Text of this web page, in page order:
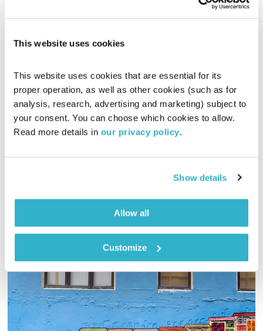
This website uses cookies
This website uses cookies that are essential for its
proper operation, as well as other cookies (such as for
analysis, research, advertising and marketing) subject to
your consent. You can choose which cookies to allow.
Read more details in our privacy policy.
Show details
Allow all
Customize
פה זה טוב
לירון תאני
20.04.23
01:58:39
ספיישל של שעתיים עם המילים של יהונתן גפן ז"ל, בעריכת